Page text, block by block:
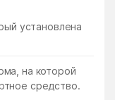
установлена
на которой
средство.